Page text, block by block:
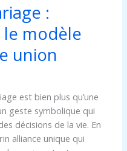
:
modèle
union
est bien plus qu’une
geste symbolique qui
décisions de la vie. En
alliance unique qui